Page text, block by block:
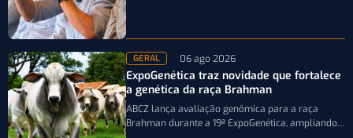
GERAL 06 ago 2026
ExpoGenética traz novidade que fortalece
a genética da raça Brahman
ABCZ lança avaliação genômica para a raça
Brahman durante a 19ª ExpoGenética, ampliando a